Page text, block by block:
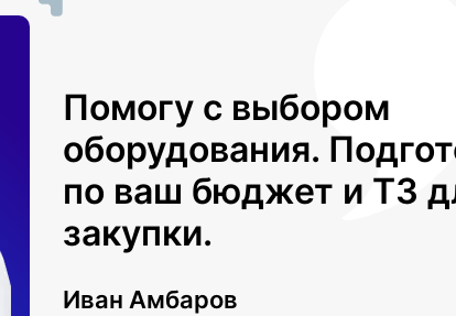
Помогу с выбором
оборудования.
по ваш бюджет и ТЗ
закупки.
Иван Амбаров